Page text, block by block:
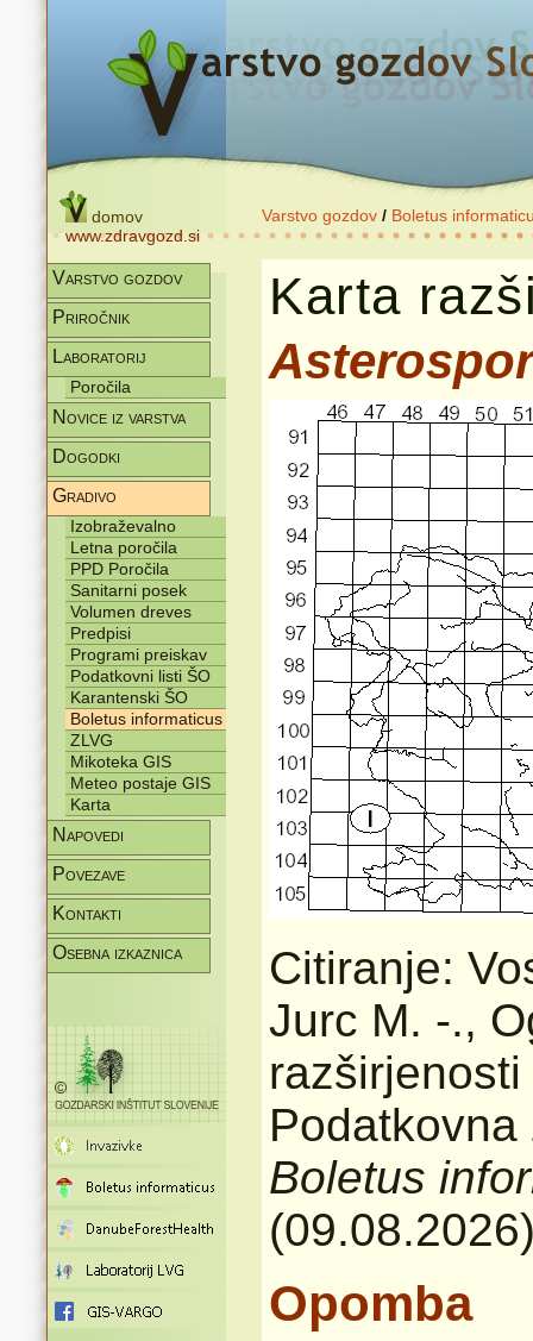
domov
www.zdravgozd.si
Varstvo gozdov / Boletus
Varstvo gozdov
Priročnik
Laboratorij
Poročila
Novice iz varstva
Dogodki
Gradivo
Izobraževalno
Letna poročila
PPD Poročila
Sanitarni posek
Volumen dreves
Predpisi
Programi preiskav
Podatkovni listi ŠO
Karantenski ŠO
Boletus informaticus
ZLVG
Mikoteka GIS
Meteo postaje GIS
Karta
Napovedi
Povezave
Kontakti
Osebna izkaznica
Karta
Citiranje:
Jurc M. -.,
Boletus
Opomba